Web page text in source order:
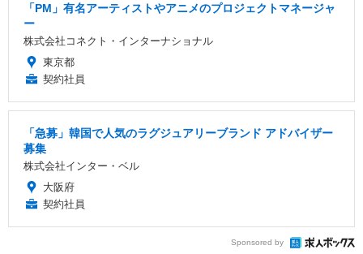
「PM」有名アーティストやアニメのプロジェクトマネージャ
ー
株式会社コネクト・インターナショナル
東京都
契約社員
「急募」韓国で人気のラグジュアリーブランド アドバイザー
募集
株式会社インター・ベル
大阪府
契約社員
Sponsored by